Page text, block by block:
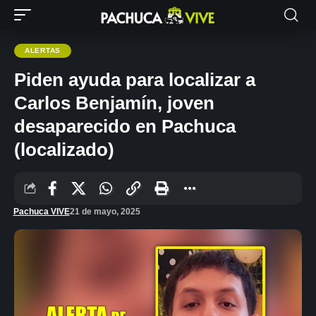
ALERTAS
Piden ayuda para localizar a
Carlos Benjamín, joven
desaparecido en Pachuca
(localizado)
Pachuca VIVE21 de mayo, 2025